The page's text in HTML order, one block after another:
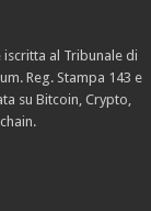
al Tribunale di
Reg. Stampa 143 e
su Bitcoin, Crypto,